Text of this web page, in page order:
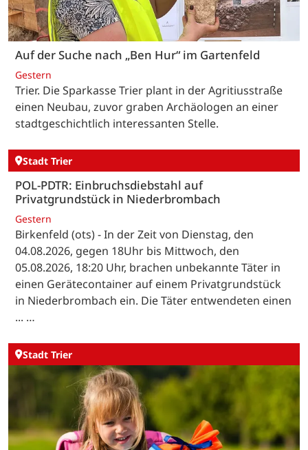
Auf der Suche nach „Ben Hur“ im Gartenfeld
Gestern
Trier. Die Sparkasse Trier plant in der Agritiusstraße
einen Neubau, zuvor graben Archäologen an einer
stadtgeschichtlich interessanten Stelle.
Stadt Trier
POL-PDTR: Einbruchsdiebstahl auf
Privatgrundstück in Niederbrombach
Gestern
Birkenfeld (ots) - In der Zeit von Dienstag, den
04.08.2026, gegen 18Uhr bis Mittwoch, den
05.08.2026, 18:20 Uhr, brachen unbekannte Täter in
einen Gerätecontainer auf einem Privatgrundstück
in Niederbrombach ein. Die Täter entwendeten einen
... …
Stadt Trier